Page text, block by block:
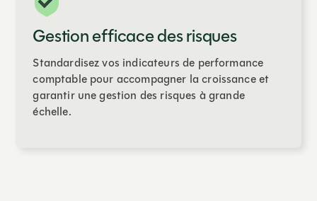
Gestion efficace des risques
Standardisez vos indicateurs de performance
comptable pour accompagner la croissance et
garantir une gestion des risques à grande
échelle.